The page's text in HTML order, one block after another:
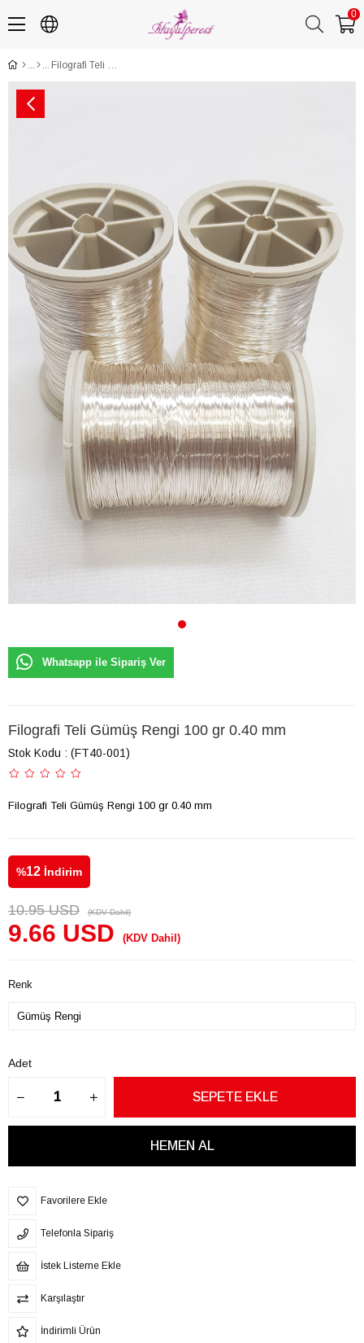
0
Filografi Teli Gümüş Rengi 100 gr 0.40 mm
Whatsapp ile Sipariş Ver
Filografi Teli Gümüş Rengi 100 gr 0.40 mm
Stok Kodu (FT40-001)
Filografi Teli Gümüş Rengi 100 gr 0.40 mm
%12 İndirim
10.95 USD (KDV Dahil)
9.66 USD (KDV Dahil)
Renk
Adet
Favorilere Ekle
Telefonla Sipariş
İstek Listeme Ekle
Karşılaştır
İndirimli Ürün